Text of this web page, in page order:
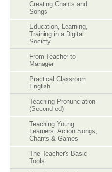
Creating Chants and
Songs
Education, Learning,
Training in a Digital
Society
From Teacher to
Manager
Practical Classroom
English
Teaching Pronunciation
(Second ed)
Teaching Young
Learners: Action Songs,
Chants & Games
The Teacher's Basic
Tools